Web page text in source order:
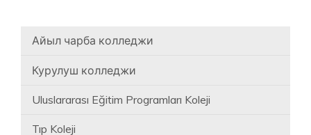
Айыл чарба колледжи
Курулуш колледжи
Uluslararası Eğitim Programları Koleji
Tıp Koleji